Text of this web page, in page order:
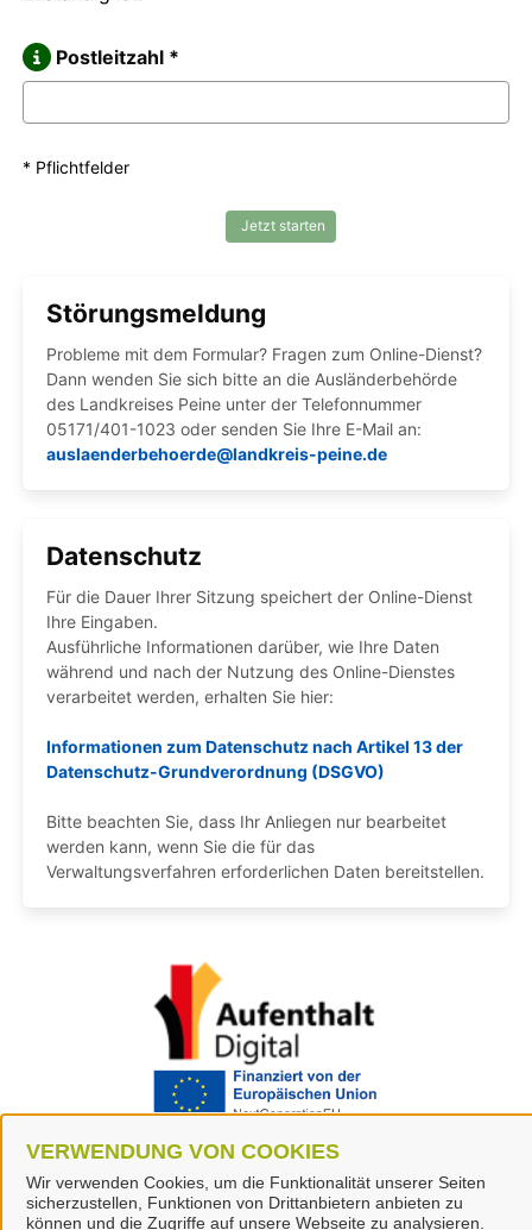
VERWENDUNG VON COOKIES
Wir verwenden Cookies, um die Funktionalität unserer Seiten
sicherzustellen, Funktionen von Drittanbietern anbieten zu
können und die Zugriffe auf unsere Webseite zu analysieren.